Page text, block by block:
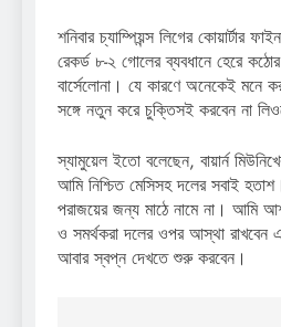
শনিবার চ্যাম্পিয়ন্স লিগের কোয়ার্টার
রেকর্ড ৮-২ গোলের ব্যবধানে হেরে
বার্সেলোনা। যে কারণে অনেকেই মনে
সঙ্গে নতুন করে চুক্তিসই করবেন না
স্যামুয়েল ইতো বলেছেন, বায়ার্ন
আমি নিশ্চিত মেসিসহ দলের সবাই
পরাজয়ের জন্য মাঠে নামে না। আমি
ও সমর্থকরা দলের ওপর আস্থা
আবার স্বপ্ন দেখতে শুরু করবেন।